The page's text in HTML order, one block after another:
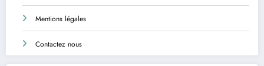
Mentions légales
Contactez nous